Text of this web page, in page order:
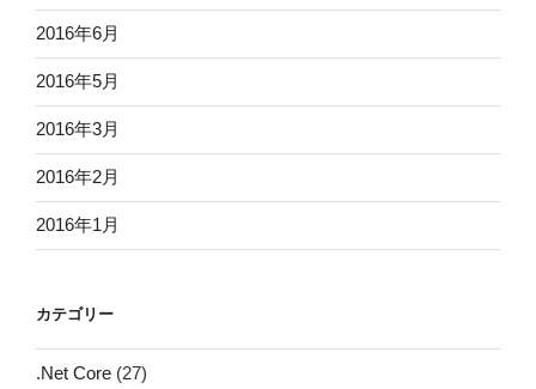
2016年6月
2016年5月
2016年3月
2016年2月
2016年1月
カテゴリー
.Net Core (27)